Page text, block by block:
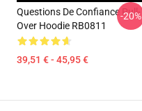
Questions De Confiance Pull-
Over Hoodie RB0811
39,51 € - 45,95 €
-20%